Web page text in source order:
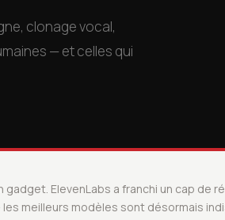
clonage vocal,
— et celles qui
ElevenLabs a franchi un cap de
meilleurs modèles sont désormais